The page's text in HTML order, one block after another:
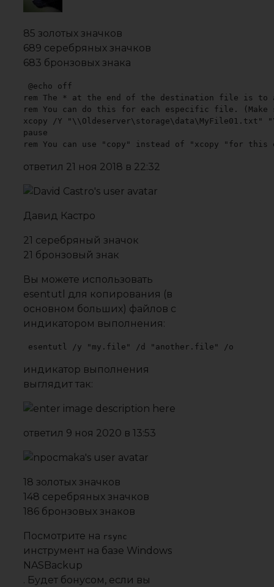
85 золотых значков
689 серебряных значков
683 бронзовых знака
@echo off
rem The * at the end of the destination file is to
rem You can do this for each especific file. (Make
xcopy /Y "\\Oldeserver\storage\data\MyFile01.txt"
pause
rem You can use "copy" instead of "xcopy "for this
ответил 21 ноя 2018 в 22:32
Давид Кастро
21 серебряный значок
21 бронзовый знак
Вы можете использовать
esentutl для копирования (в
основном больших) файлов с
индикатором выполнения:
esentutl /y "my.file" /d "another.file" /o
индикатор выполнения
выглядит так:
ответил 9 ноя 2020 в 13:53
18 золотых значков
148 серебряных значков
186 бронзовых знаков
Посмотрите на rsync
инструмент на базе Windows
NASBackup
. Будет бонусом, если вы